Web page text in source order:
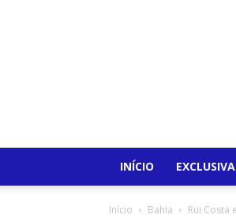
INÍCIO
Início Bahia Rui Costa